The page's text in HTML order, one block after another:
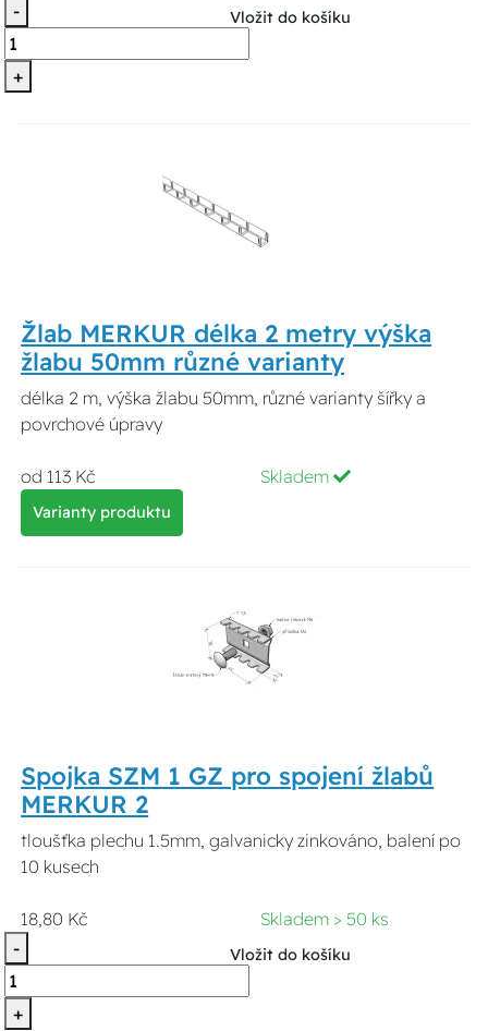
-
+
Vložit do košíku
Žlab MERKUR délka 2 metry výška
žlabu 50mm různé varianty
délka 2 m, výška žlabu 50mm, různé varianty šířky a
povrchové úpravy
od 113 Kč Skladem
Varianty produktu
Spojka SZM 1 GZ pro spojení žlabů
MERKUR 2
tloušťka plechu 1.5mm, galvanicky zinkováno, balení po
10 kusech
18,80 Kč
Skladem > 50 ks
-
+
Vložit do košíku